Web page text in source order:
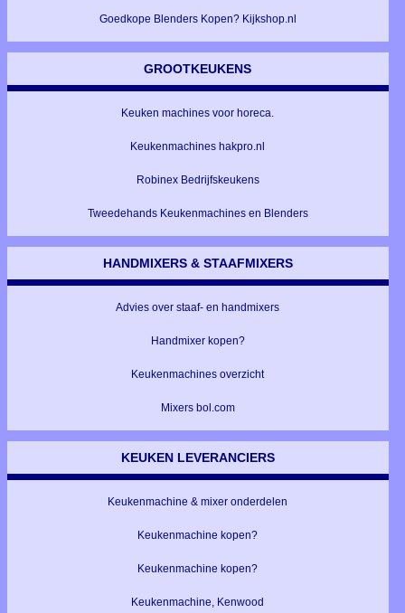
Goedkope Blenders Kopen? Kijkshop.nl
GROOTKEUKENS
Keuken machines voor horeca.
Keukenmachines hakpro.nl
Robinex Bedrijfskeukens
Tweedehands Keukenmachines en Blenders
HANDMIXERS & STAAFMIXERS
Advies over staaf- en handmixers
Handmixer kopen?
Keukenmachines overzicht
Mixers bol.com
KEUKEN LEVERANCIERS
Keukenmachine & mixer onderdelen
Keukenmachine kopen?
Keukenmachine kopen?
Keukenmachine, Kenwood